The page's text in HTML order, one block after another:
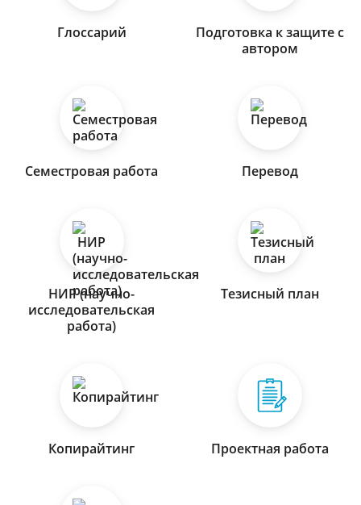
Глоссарий
Подготовка к защите с
автором
Семестровая работа Перевод
НИР (научно-
исследовательская
работа)
Тезисный план
Копирайтинг Проектная работа